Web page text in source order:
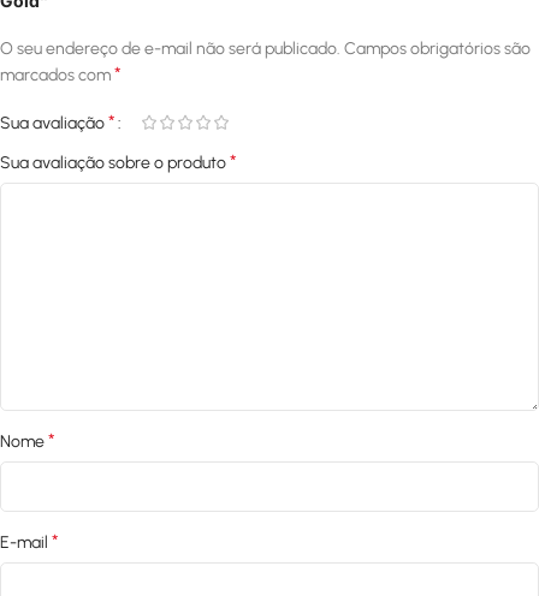
O seu endereço de e-mail não será publicado. Campos obrigatórios são
marcados com*
Sua avaliação*
Sua avaliação sobre o produto*
Nome*
E-mail *